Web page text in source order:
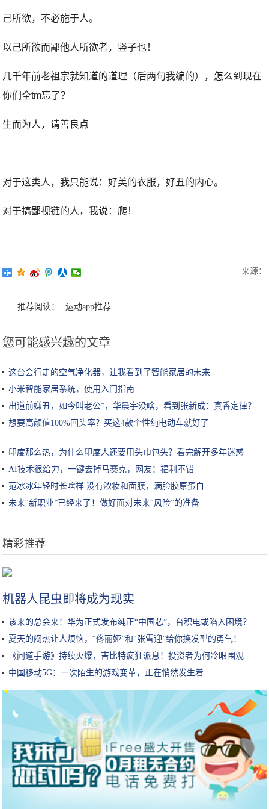
己所欲，不必施于人。
以己所欲而鄙他人所欲者，竖子也！
几千年前老祖宗就知道的道理（后两句我编的），怎么到现在
你们全tm忘了？
生而为人，请善良点
对于这类人，我只能说：好美的衣服，好丑的内心。
对于搞鄙视链的人，我说：爬！
来源：
推荐阅读： 运动app推荐
您可能感兴趣的文章
这台会行走的空气净化器，让我看到了智能家居的未来
小米智能家居系统，使用入门指南
出道前嫌丑，如今叫老公”，华晨宇没啥，看到张新成：真香定律？
想要高颜值100%回头率？买这4款个性纯电动车就好了
印度那么热，为什么印度人还要用头巾包头？看完解开多年迷惑
AI技术很给力，一键去掉马赛克，网友：福利不错
范冰冰年轻时长啥样 没有浓妆和面膜，满脸胶原蛋白
未来“新职业”已经来了！做好面对未来“风险”的准备
精彩推荐
机器人昆虫即将成为现实
该来的总会来！华为正式发布纯正“中国芯”，台积电或陷入困境？
夏天的闷热让人烦恼，“佟丽娅”和“张雪迎”给你换发型的勇气！
《问道手游》持续火爆，吉比特疯狂派息！投资者为何冷眼围观
中国移动5G：一次陌生的游戏变革，正在悄然发生着